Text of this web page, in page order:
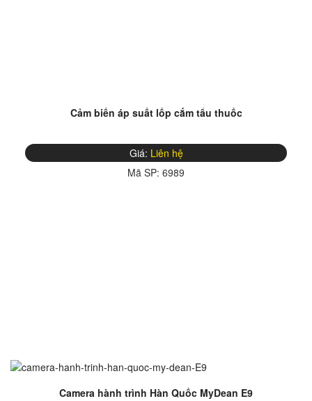
Cảm biến áp suất lốp cắm tẩu thuốc
Giá: Liên hệ
Mã SP: 6989
Camera hành trình Hàn Quốc MyDean E9